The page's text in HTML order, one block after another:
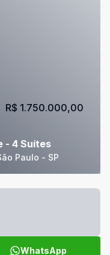
- 4 Suítes
Paulo - SP
R$ 1.750.000,00
WhatsApp